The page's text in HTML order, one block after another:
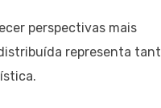
perspectivas mais
representa